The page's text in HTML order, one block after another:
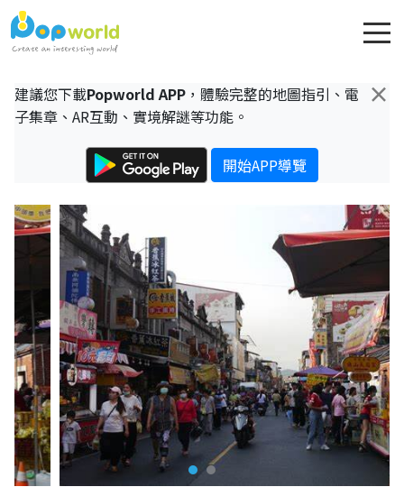
×
建議您下載Popworld APP ，體驗完整的地圖指引、電
子集章、AR互動、實境解謎等功能。
開始APP導覽